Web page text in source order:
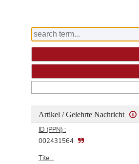
Artikel / Gelehrte Nachricht
ID (PPN) :
002431564
Titel :